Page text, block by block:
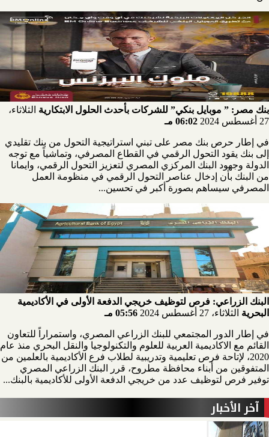
بنك مصر: ” موبايل بنكي” للشركات بأحدث الحلول الابتكارية الثلاثاء،
27 أغسطس 2024
06:02 مـ
في إطار حرص بنك مصر على تبني استراتيجية التحول من بنك تقليدي
إلى بنك يقود التحول الرقمي في القطاع المصرفي، وتماشياً مع توجه
الدولة وجهود البنك المركزي المصري لتعزيز التحول الرقمي، وايمانا
من البنك بأن إدخال عناصر التحول الرقمي في منظومة العمل
المصرفي سيساهم بصورة أكبر في تحسين...
البنك الزراعي: فرص لتوظيف خريجي الدفعة الأولى في الأكاديمية
البحرية الثلاثاء، 27 أغسطس 2024 05:56 مـ
في إطار الدور المجتمعي للبنك الزراعي المصري، واستمراراً للتعاون
القائم مع الاكاديمية العربية للعلوم والتكنولوجيا والنقل البحري منذ عام
2020، لإتاحة فرص تعليمية وتدريبية لطلاب فرع الأكاديمية بالعلمين من
المتفوقين من أبناء محافظة مطروح، قرر البنك الزراعي المصري
توفير فرص لتوظيف عدد من خريجي الدفعة الأولى للأكاديمية بالبنك...
آخر الأخبار